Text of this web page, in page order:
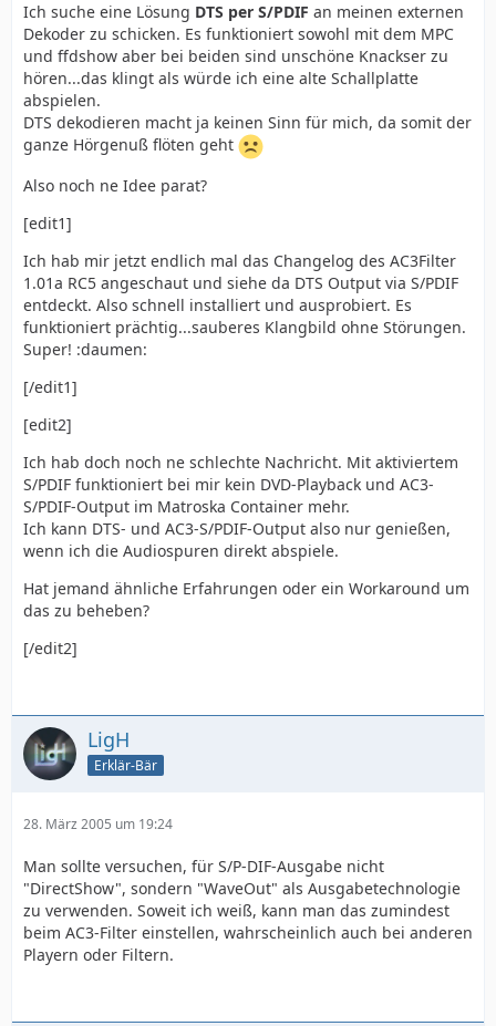
Ich suche eine Lösung DTS per S/PDIF an meinen externen
Dekoder zu schicken. Es funktioniert sowohl mit dem MPC
und ffdshow aber bei beiden sind unschöne Knackser zu
hören...das klingt als würde ich eine alte Schallplatte
abspielen.
DTS dekodieren macht ja keinen Sinn für mich, da somit der
ganze Hörgenuß flöten geht
Also noch ne Idee parat?
[edit1]
Ich hab mir jetzt endlich mal das Changelog des AC3Filter
1.01a RC5 angeschaut und siehe da DTS Output via S/PDIF
entdeckt. Also schnell installiert und ausprobiert. Es
funktioniert prächtig...sauberes Klangbild ohne Störungen.
Super! :daumen:
[/edit1]
[edit2]
Ich hab doch noch ne schlechte Nachricht. Mit aktiviertem
S/PDIF funktioniert bei mir kein DVD-Playback und AC3-
S/PDIF-Output im Matroska Container mehr.
Ich kann DTS- und AC3-S/PDIF-Output also nur genießen,
wenn ich die Audiospuren direkt abspiele.
Hat jemand ähnliche Erfahrungen oder ein Workaround um
das zu beheben?
[/edit2]
LigH
Erklär-Bär
28. März 2005 um 19:24
Man sollte versuchen, für S/P-DIF-Ausgabe nicht
"DirectShow", sondern "WaveOut" als Ausgabetechnologie
zu verwenden. Soweit ich weiß, kann man das zumindest
beim AC3-Filter einstellen, wahrscheinlich auch bei anderen
Playern oder Filtern.